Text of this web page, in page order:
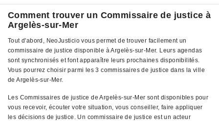
Comment trouver un Commissaire de justice à
Argelès-sur-Mer
Tout d'abord, NeoJusticio vous permet de trouver facilement un
commissaire de justice disponible à Argelès-sur-Mer. Leurs agendas
sont synchronisés et font apparaître leurs prochaines disponibilités.
Vous pourrez choisir parmi les 3 commissaires de justice dans la ville
de Argelès-sur-Mer.
Les Commissaires de justice de Argelès-sur-Mer sont disponibles pour
vous recevoir, écouter votre situation, vous conseiller, faire appliquer
les décisions de justice. Un commissaire de justice est un acteur